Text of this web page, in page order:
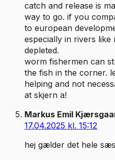
catch and release is
way to go. if you
to european
especially in rivers
depleted.
worm fishermen can
the fish in the corner.
helping and not
at skjern a!
Markus Emil
17.04.2025 kl. 15:12
hej gælder det hele